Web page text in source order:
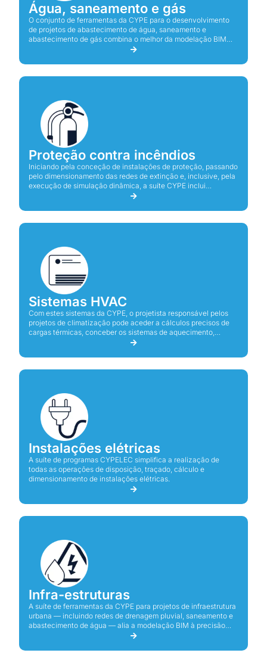
Água, saneamento e gás
O conjunto de ferramentas da CYPE para o desenvolvimento
de projetos de abastecimento de água, saneamento e
abastecimento de gás combina o melhor da modelação BIM
com a garantia de uma conceção correta de acordo com
Proteção contra incêndios
Iniciando pela conceção de instalações de proteção, passando
pelo dimensionamento das redes de extinção e, inclusive, pela
execução de simulação dinâmica, a suíte CYPE inclui
ferramentas para as diferentes necessidades de um projeto de
Sistemas HVAC
Com estes sistemas da CYPE, o projetista responsável pelos
projetos de climatização pode aceder a cálculos precisos de
cargas térmicas, conceber os sistemas de aquecimento,
ventilação ou arrefecimento e os seus componentes, elaborar
Instalações elétricas
A suíte de programas CYPELEC simplifica a realização de
todas as operações de disposição, traçado, cálculo e
dimensionamento de instalações elétricas.
Infra-estruturas
A suíte de ferramentas da CYPE para projetos de infraestrutura
urbana — incluindo redes de drenagem pluvial, saneamento e
abastecimento de água — alia a modelação BIM à precisão
técnica, assegurando conformidade com as normas e